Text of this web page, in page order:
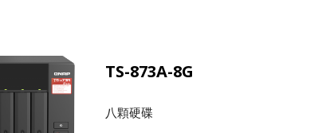
TS-873A-8G
八顆硬碟